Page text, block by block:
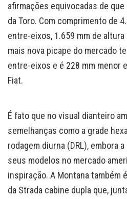
afirmações equivocadas de
da Toro. Com comprimento de
entre-eixos, 1.659 mm de altura
mais nova picape do mercado
entre-eixos e é 228 mm menor
Fiat.
É fato que no visual dianteiro
semelhanças como a grade
rodagem diurna (DRL), embora
seus modelos no mercado
inspiração. A Montana também
da Strada cabine dupla que,